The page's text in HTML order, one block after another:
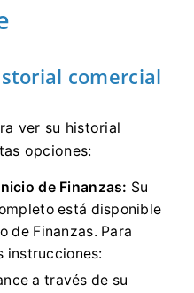
comercial
ver su historial
opciones:
de Finanzas: Su
está disponible
de Finanzas. Para
instrucciones:
a través de su